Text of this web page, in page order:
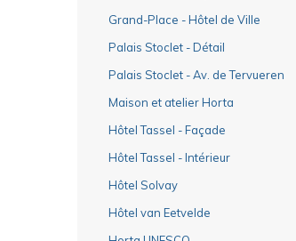
Grand-Place - Hôtel de Ville
Palais Stoclet - Détail
Palais Stoclet - Av. de Tervueren
Maison et atelier Horta
Hôtel Tassel - Façade
Hôtel Tassel - Intérieur
Hôtel Solvay
Hôtel van Eetvelde